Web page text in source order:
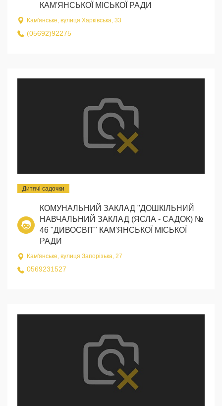
КАМ'ЯНСЬКОЇ МІСЬКОЇ РАДИ
Кам'янське, вулиця Харківська, 33
(05692)92275
Дитячі садочки
КОМУНАЛЬНИЙ ЗАКЛАД "ДОШКІЛЬНИЙ
НАВЧАЛЬНИЙ ЗАКЛАД (ЯСЛА - САДОК) №
46 "ДИВОСВІТ" КАМ'ЯНСЬКОЇ МІСЬКОЇ
РАДИ
Кам'янське, вулиця Запорізька, 27
0569231527